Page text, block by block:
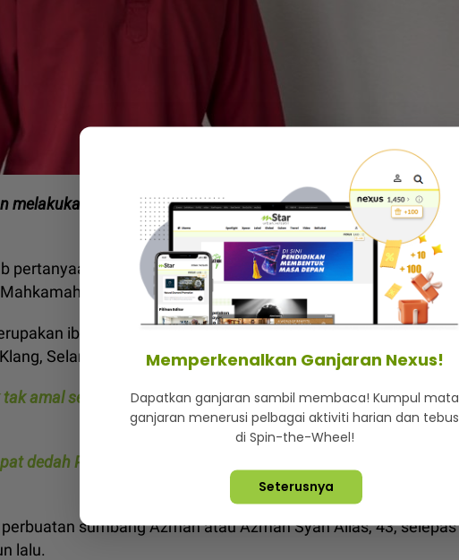
melakukan amang seksual dan kelucahan terhadap dua remaja
Timbalan Pendakwa Raya, Husni Fairos Ramly di
Sesyen Seremban, Negeri Sembilan.
ibu kepada seorang mangsa kes sama bagi pertuduhan
Selangor sebelum ini.
amal seks songsang... ramai perempuan minat, nak elak
dedah PU Azman raba dan melakukan seks oral terhadap
sumbang Azman atau Azman Syah Alias, 43, selepas
lalu.
Memperkenalkan Ganjaran Nexus!
Dapatkan ganjaran sambil membaca! Kumpul mata
ganjaran menerusi pelbagai aktiviti harian dan tebus
di Spin-the-Wheel!
Seterusnya